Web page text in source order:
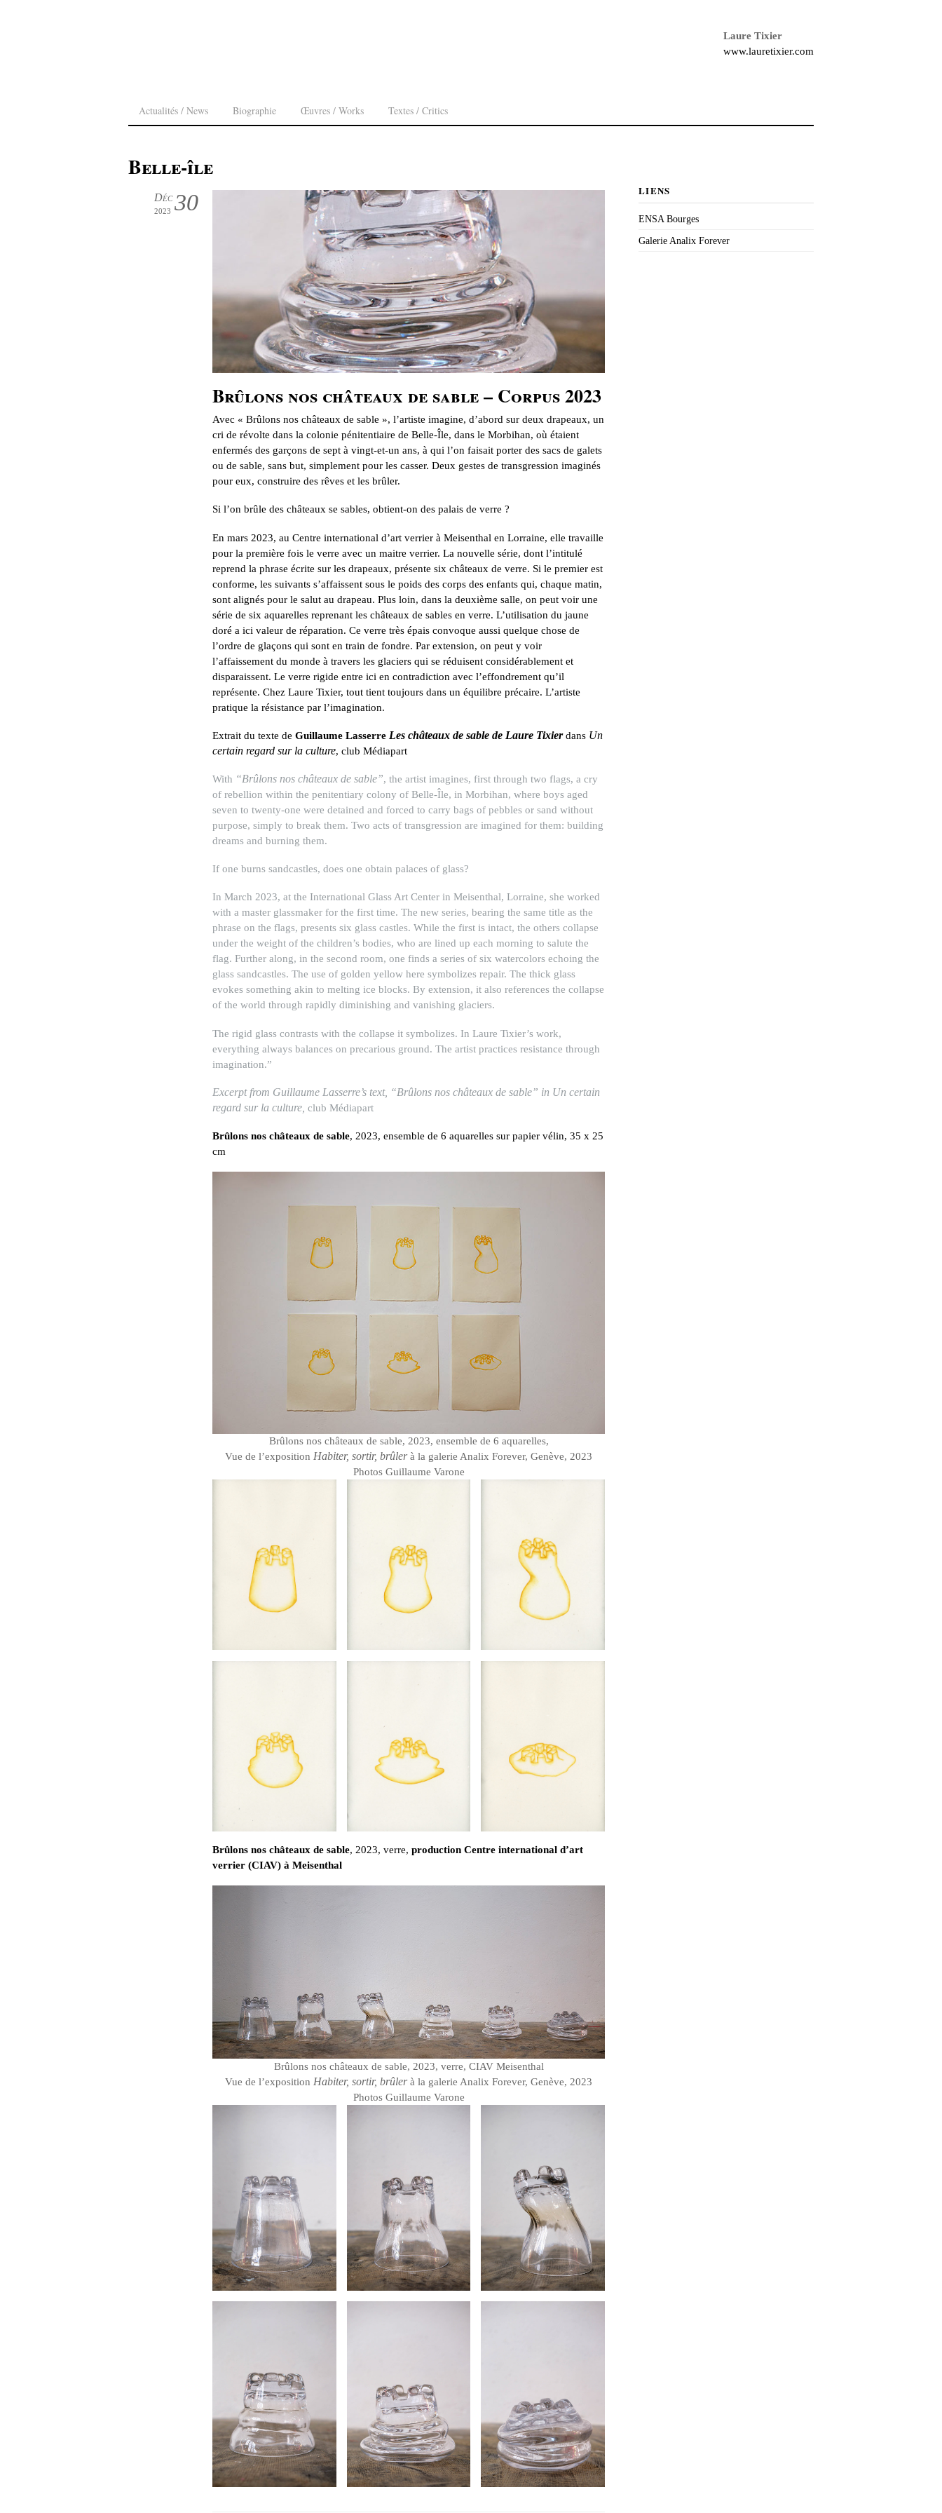
Actualités / News Biographie Œuvres / Works Textes / Critics
Laure Tixier
www.lauretixier.com
Belle-île
30
Déc
2023
Brûlons nos châteaux de sable – Corpus 2023
Avec « Brûlons nos châteaux de sable », l’artiste imagine, d’abord sur deux drapeaux, un
cri de révolte dans la colonie pénitentiaire de Belle-Île, dans le Morbihan, où étaient
enfermés des garçons de sept à vingt-et-un ans, à qui l’on faisait porter des sacs de galets
ou de sable, sans but, simplement pour les casser. Deux gestes de transgression imaginés
pour eux, construire des rêves et les brûler.
Si l’on brûle des châteaux se sables, obtient-on des palais de verre ?
En mars 2023, au Centre international d’art verrier à Meisenthal en Lorraine, elle travaille
pour la première fois le verre avec un maitre verrier. La nouvelle série, dont l’intitulé
reprend la phrase écrite sur les drapeaux, présente six châteaux de verre. Si le premier est
conforme, les suivants s’affaissent sous le poids des corps des enfants qui, chaque matin,
sont alignés pour le salut au drapeau. Plus loin, dans la deuxième salle, on peut voir une
série de six aquarelles reprenant les châteaux de sables en verre. L’utilisation du jaune
doré a ici valeur de réparation. Ce verre très épais convoque aussi quelque chose de
l’ordre de glaçons qui sont en train de fondre. Par extension, on peut y voir
l’affaissement du monde à travers les glaciers qui se réduisent considérablement et
disparaissent. Le verre rigide entre ici en contradiction avec l’effondrement qu’il
représente. Chez Laure Tixier, tout tient toujours dans un équilibre précaire. L’artiste
pratique la résistance par l’imagination.
Extrait du texte de Guillaume Lasserre Les châteaux de sable de Laure Tixier dans Un
certain regard sur la culture, club Médiapart
With “Brûlons nos châteaux de sable”, the artist imagines, first through two flags, a cry
of rebellion within the penitentiary colony of Belle-Île, in Morbihan, where boys aged
seven to twenty-one were detained and forced to carry bags of pebbles or sand without
purpose, simply to break them. Two acts of transgression are imagined for them: building
dreams and burning them.
If one burns sandcastles, does one obtain palaces of glass?
In March 2023, at the International Glass Art Center in Meisenthal, Lorraine, she worked
with a master glassmaker for the first time. The new series, bearing the same title as the
phrase on the flags, presents six glass castles. While the first is intact, the others collapse
under the weight of the children’s bodies, who are lined up each morning to salute the
flag. Further along, in the second room, one finds a series of six watercolors echoing the
glass sandcastles. The use of golden yellow here symbolizes repair. The thick glass
evokes something akin to melting ice blocks. By extension, it also references the collapse
of the world through rapidly diminishing and vanishing glaciers.
The rigid glass contrasts with the collapse it symbolizes. In Laure Tixier’s work,
everything always balances on precarious ground. The artist practices resistance through
imagination.”
Excerpt from Guillaume Lasserre’s text, “Brûlons nos châteaux de sable” in Un certain
regard sur la culture, club Médiapart
Brûlons nos châteaux de sable, 2023, ensemble de 6 aquarelles sur papier vélin, 35 x 25
cm
Brûlons nos châteaux de sable, 2023, ensemble de 6 aquarelles,
Vue de l’exposition Habiter, sortir, brûlerà la galerie Analix Forever, Genève, 2023
Photos Guillaume Varone
Brûlons nos châteaux de sable, 2023, verre, production Centre international d’art
verrier (CIAV) à Meisenthal
Brûlons nos châteaux de sable, 2023, verre, CIAV Meisenthal
Vue de l’exposition Habiter, sortir, brûlerà la galerie Analix Forever, Genève, 2023
Photos Guillaume Varone
LIENS
ENSA Bourges
Galerie Analix Forever